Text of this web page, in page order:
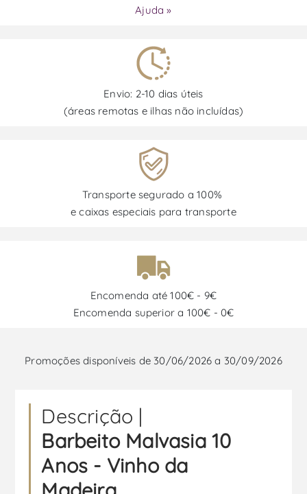
Ajuda »
Envio: 2-10 dias úteis
(áreas remotas e ilhas não incluídas)
Transporte segurado a 100%
e caixas especiais para transporte
Encomenda até 100€ - 9€
Encomenda superior a 100€ - 0€
Promoções disponíveis de 30/06/2026 a 30/09/2026
Descrição |
Barbeito Malvasia 10
Anos - Vinho da